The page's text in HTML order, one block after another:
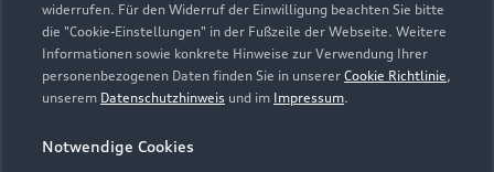
widerrufen. Für den Widerruf der Einwilligung beachten Sie bitte
die "Cookie-Einstellungen" in der Fußzeile der Webseite. Weitere
Informationen sowie konkrete Hinweise zur Verwendung Ihrer
personenbezogenen Daten finden Sie in unserer Cookie Richtlinie,
unserem Datenschutzhinweis und im Impressum.
Notwendige Cookies
Geschlossen,öffnet amSamstag 08:00
Montag - Freitag 07:30 - 17:00